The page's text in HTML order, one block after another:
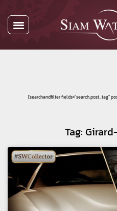
[searchandfilter fields="search,post_tag"
Tag: